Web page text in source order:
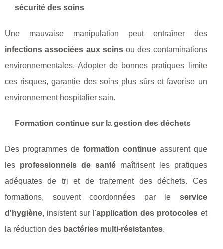
sécurité des soins
Une mauvaise manipulation peut entraîner des
infections associées aux soinsou des contaminations
environnementales. Adopter de bonnes pratiques limite
ces risques, garantie des soins plus sûrs et favorise un
environnement hospitalier sain.
Formation continue sur la gestion des déchets
Des programmes de formation continueassurent que
les professionnels de santémaîtrisent les pratiques
adéquates de tri et de traitement des déchets. Ces
formations, souvent coordonnées par le service
d'hygiène, insistent sur l'application des protocoles et
la réduction des bactéries multi-résistantes.